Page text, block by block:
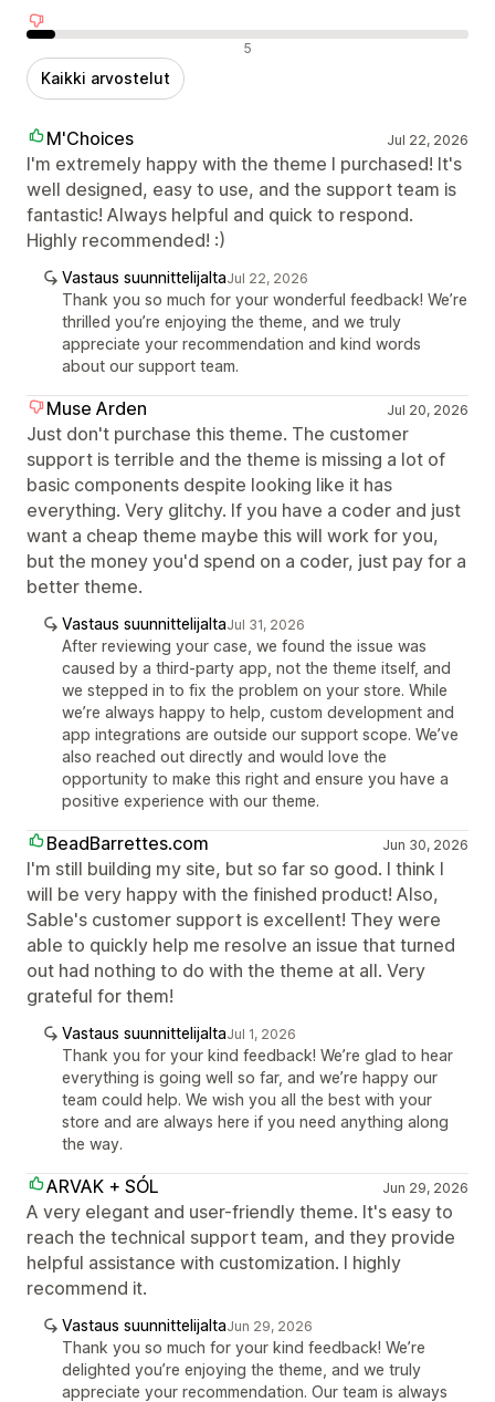
Negatiiviset arvostelut 5
Kaikki arvostelut
M'Choices Jul 22, 2026
I'm extremely happy with the theme I purchased! It's
well designed, easy to use, and the support team is
fantastic! Always helpful and quick to respond.
Highly recommended! :)
Vastaus suunnittelijaltaJul 22, 2026
Thank you so much for your wonderful feedback! We’re
thrilled you’re enjoying the theme, and we truly
appreciate your recommendation and kind words
about our support team.
Muse Arden Jul 20, 2026
Just don't purchase this theme. The customer
support is terrible and the theme is missing a lot of
basic components despite looking like it has
everything. Very glitchy. If you have a coder and just
want a cheap theme maybe this will work for you,
but the money you'd spend on a coder, just pay for a
better theme.
Vastaus suunnittelijaltaJul 31, 2026
After reviewing your case, we found the issue was
caused by a third-party app, not the theme itself, and
we stepped in to fix the problem on your store. While
we’re always happy to help, custom development and
app integrations are outside our support scope. We’ve
also reached out directly and would love the
opportunity to make this right and ensure you have a
positive experience with our theme.
BeadBarrettes.com Jun 30, 2026
I'm still building my site, but so far so good. I think I
will be very happy with the finished product! Also,
Sable's customer support is excellent! They were
able to quickly help me resolve an issue that turned
out had nothing to do with the theme at all. Very
grateful for them!
Vastaus suunnittelijaltaJul 1, 2026
Thank you for your kind feedback! We’re glad to hear
everything is going well so far, and we’re happy our
team could help. We wish you all the best with your
store and are always here if you need anything along
the way.
ARVAK + SÓL Jun 29, 2026
A very elegant and user-friendly theme. It's easy to
reach the technical support team, and they provide
helpful assistance with customization. I highly
recommend it.
Vastaus suunnittelijaltaJun 29, 2026
Thank you so much for your kind feedback! We’re
delighted you’re enjoying the theme, and we truly
appreciate your recommendation. Our team is always